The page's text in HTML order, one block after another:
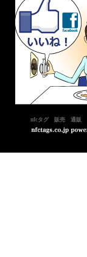
nfcタグ 販売 通販